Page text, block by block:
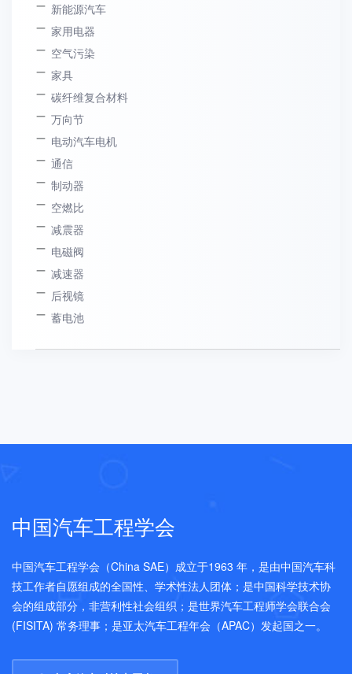
新能源汽车
家用电器
空气污染
家具
碳纤维复合材料
万向节
电动汽车电机
通信
制动器
空燃比
减震器
电磁阀
减速器
后视镜
蓄电池
中国汽车工程学会
中国汽车工程学会（China SAE）成立于1963 年，是由中国汽车科
技工作者自愿组成的全国性、学术性法人团体；是中国科学技术协
会的组成部分，非营利性社会组织；是世界汽车工程师学会联合会
(FISITA) 常务理事；是亚太汽车工程年会（APAC）发起国之一。